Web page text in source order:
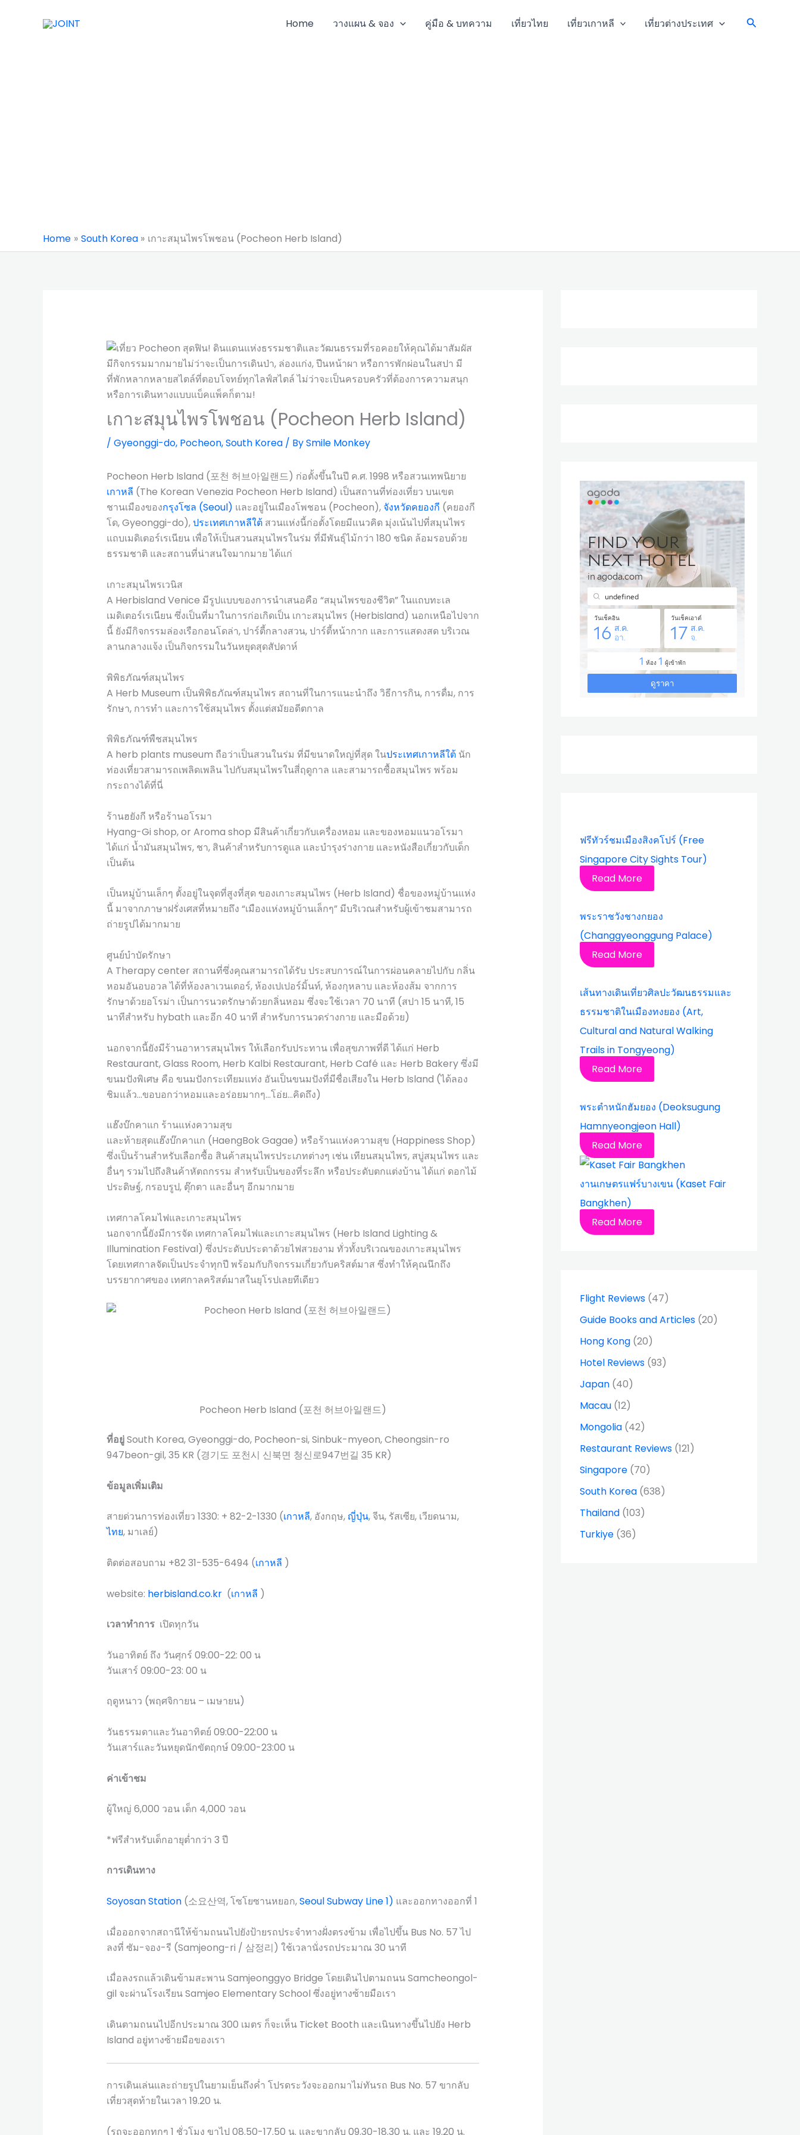
Home วางแผน & จอง คู่มือ & บทความ เที่ยวไทย เที่ยวเกาหลี เที่ยวต่างประเทศ Search
Home South Korea เกาะสมุนไพรโพชอน (Pocheon Herb Island)
เกาะสมุนไพรโพชอน (Pocheon Herb Island)
/ Gyeonggi-do, Pocheon,South Korea/ BySmile Monkey
Pocheon Herb Island (포천 허브아일랜드) ก่อตั้งขึ้นในปี ค.ศ. 1998 หรือสวนเทพนิยาย
เกาหลี (The Korean Venezia Pocheon Herb Island) เป็นสถานที่ท่องเที่ยว บนเขต
ชานเมืองของกรุงโซล (Seoul) และอยู่ในเมืองโพชอน (Pocheon), จังหวัดคยองกี (คยองกี
โด, Gyeonggi-do),ประเทศเกาหลีใต้ สวนแห่งนี้ก่อตั้งโดยมีแนวคิด มุ่งเน้นไปที่สมุนไพร
แถบเมดิเตอร์เรเนียน เพื่อให้เป็นสวนสมุนไพรในร่ม ที่มีพันธุ์ไม้กว่า 180 ชนิด ล้อมรอบด้วย
ธรรมชาติ และสถานที่น่าสนใจมากมาย ได้แก่
เกาะสมุนไพรเวนิส
A Herbisland Venice มีรูปแบบของการนำเสนอคือ “สมุนไพรของชีวิต” ในแถบทะเล
เมดิเตอร์เรเนียน ซึ่งเป็นที่มาในการก่อเกิดเป็น เกาะสมุนไพร (Herbisland) นอกเหนือไปจาก
นี้ ยังมีกิจกรรมล่องเรือกอนโดล่า, ปาร์ตี้กลางสวน, ปาร์ตี้หน้ากาก และการแสดงสด บริเวณ
ลานกลางแจ้ง เป็นกิจกรรมในวันหยุดสุดสัปดาห์
พิพิธภัณฑ์สมุนไพร
A Herb Museum เป็นพิพิธภัณฑ์สมุนไพร สถานที่ในการแนะนำถึง วิธีการกิน, การดื่ม, การ
รักษา, การทำ และการใช้สมุนไพร ตั้งแต่สมัยอดีตกาล
พิพิธภัณฑ์พืชสมุนไพร
A herb plants museum ถือว่าเป็นสวนในร่ม ที่มีขนาดใหญ่ที่สุด ในประเทศเกาหลีใต้นัก
ท่องเที่ยวสามารถเพลิดเพลิน ไปกับสมุนไพรในสี่ฤดูกาล และสามารถซื้อสมุนไพร พร้อม
กระถางได้ที่นี่
ร้านฮยังกี หรือร้านอโรมา
Hyang-Gi shop, or Aroma shop มีสินค้าเกี่ยวกับเครื่องหอม และของหอมแนวอโรมา
ได้แก่ น้ำมันสมุนไพร, ชา, สินค้าสำหรับการดูแล และบำรุงร่างกาย และหนังสือเกี่ยวกับเด็ก
เป็นต้น
เป็นหมู่บ้านเล็กๆ ตั้งอยู่ในจุดที่สูงที่สุด ของเกาะสมุนไพร (Herb Island) ชื่อของหมู่บ้านแห่ง
นี้ มาจากภาษาฝรั่งเศสที่หมายถึง “เมืองแห่งหมู่บ้านเล็กๆ” มีบริเวณสำหรับผู้เข้าชมสามารถ
ถ่ายรูปได้มากมาย
ศูนย์บำบัดรักษา
A Therapy center สถานที่ซึ่งคุณสามารถได้รับ ประสบการณ์ในการผ่อนคลายไปกับ กลิ่น
หอมอันอบอวล ได้ที่ห้องลาเวนเดอร์, ห้องเปเปอร์มิ้นท์, ห้องกุหลาบ และห้องส้ม จากการ
รักษาด้วยอโรม่า เป็นการนวดรักษาด้วยกลิ่นหอม ซึ่งจะใช้เวลา 70 นาที (สปา 15 นาที, 15
นาทีสำหรับ hybath และอีก 40 นาที สำหรับการนวดร่างกาย และมือด้วย)
นอกจากนี้ยังมีร้านอาหารสมุนไพร ให้เลือกรับประทาน เพื่อสุขภาพที่ดี ได้แก่ Herb
Restaurant, Glass Room, Herb Kalbi Restaurant, Herb Café และ Herb Bakery ซึ่งมี
ขนมปังพิเศษ คือ ขนมปังกระเทียมแท่ง อันเป็นขนมปังที่มีชื่อเสียงใน Herb Island (ได้ลอง
ชิมแล้ว…ขอบอกว่าหอมและอร่อยมากๆ…โอ่ย…คิดถึง)
แฮ๊งบ๊กคาแก ร้านแห่งความสุข
และท้ายสุดแฮ๊งบ๊กคาแก (HaengBok Gagae) หรือร้านแห่งความสุข (Happiness Shop)
ซึ่งเป็นร้านสำหรับเลือกซื้อ สินค้าสมุนไพรประเภทต่างๆ เช่น เทียนสมุนไพร, สบู่สมุนไพร และ
อื่นๆ รวมไปถึงสินค้าหัตถกรรม สำหรับเป็นของที่ระลึก หรือประดับตกแต่งบ้าน ได้แก่ ดอกไม้
ประดิษฐ์, กรอบรูป, ตุ๊กตา และอื่นๆ อีกมากมาย
เทศกาลโคมไฟและเกาะสมุนไพร
นอกจากนี้ยังมีการจัด เทศกาลโคมไฟและเกาะสมุนไพร (Herb Island Lighting &
Illumination Festival) ซึ่งประดับประดาด้วยไฟสวยงาม ทั่วทั้งบริเวณของเกาะสมุนไพร
โดยเทศกาลจัดเป็นประจำทุกปี พร้อมกับกิจกรรมเกี่ยวกับคริสต์มาส ซึ่งทำให้คุณนึกถึง
บรรยากาศของ เทศกาลคริสต์มาสในยุโรปเลยทีเดียว
Pocheon Herb Island (포천 허브아일랜드)
ที่อยู่South Korea, Gyeonggi-do, Pocheon-si, Sinbuk-myeon, Cheongsin-ro
947beon-gil, 35 KR (경기도 포천시 신북면 청신로947번길 35 KR)
ข้อมูลเพิ่มเติม
สายด่วนการท่องเที่ยว 1330: + 82-2-1330 (เกาหลี, อังกฤษ,ญี่ปุ่น, จีน, รัสเซีย, เวียดนาม,
ไทย, มาเลย์)
ติดต่อสอบถาม +82 31-535-6494 (เกาหลี )
website: herbisland.co.kr(เกาหลี )
เวลาทำการเปิดทุกวัน
วันอาทิตย์ ถึง วันศุกร์ 09:00-22: 00 น
วันเสาร์ 09:00-23: 00 น
ฤดูหนาว (พฤศจิกายน – เมษายน)
วันธรรมดาและวันอาทิตย์ 09:00-22:00 น
วันเสาร์และวันหยุดนักขัตฤกษ์ 09:00-23:00 น
ค่าเข้าชม
ผู้ใหญ่ 6,000 วอน เด็ก 4,000 วอน
*ฟรีสำหรับเด็กอายุต่ำกว่า 3 ปี
การเดินทาง
Soyosan Station(소요산역, โซโยซานหยอก,Seoul Subway Line 1) และออกทางออกที่ 1
เมื่อออกจากสถานีให้ข้ามถนนไปยังป้ายรถประจำทางฝั่งตรงข้าม เพื่อไปขึ้น Bus No. 57 ไป
ลงที่ ซัม-จอง-รี (Samjeong-ri / 삼정리) ใช้เวลานั่งรถประมาณ 30 นาที
เมื่อลงรถแล้วเดินข้ามสะพาน Samjeonggyo Bridge โดยเดินไปตามถนน Samcheongol-
gil จะผ่านโรงเรียน Samjeo Elementary School ซึ่งอยู่ทางซ้ายมือเรา
เดินตามถนนไปอีกประมาณ 300 เมตร ก็จะเห็น Ticket Booth และเนินทางขึ้นไปยัง Herb
Island อยู่ทางซ้ายมือของเรา
การเดินเล่นและถ่ายรูปในยามเย็นถึงค่ำ โปรดระวังจะออกมาไม่ทันรถ Bus No. 57 ขากลับ
เที่ยวสุดท้ายในเวลา 19.20 น.
(รถจะออกทุกๆ 1 ชั่วโมง ขาไป 08.50-17.50 น. และขากลับ 09.30-18.30 น. และ 19.20 น.
ฟรีทัวร์ชมเมืองสิงคโปร์ (Free
Singapore City Sights Tour)
Read More
พระราชวังชางกยอง
(Changgyeonggung Palace)
Read More
เส้นทางเดินเที่ยวศิลปะวัฒนธรรมและ
ธรรมชาติในเมืองทงยอง (Art,
Cultural and Natural Walking
Trails in Tongyeong)
Read More
พระตำหนักฮัมยอง (Deoksugung
Hamnyeongjeon Hall)
Read More
งานเกษตรแฟร์บางเขน (Kaset Fair
Bangkhen)
Read More
Flight Reviews (47)
Guide Books and Articles (20)
Hong Kong (20)
Hotel Reviews (93)
Japan (40)
Macau (12)
Mongolia (42)
Restaurant Reviews (121)
Singapore (70)
South Korea (638)
Thailand (103)
Turkiye (36)